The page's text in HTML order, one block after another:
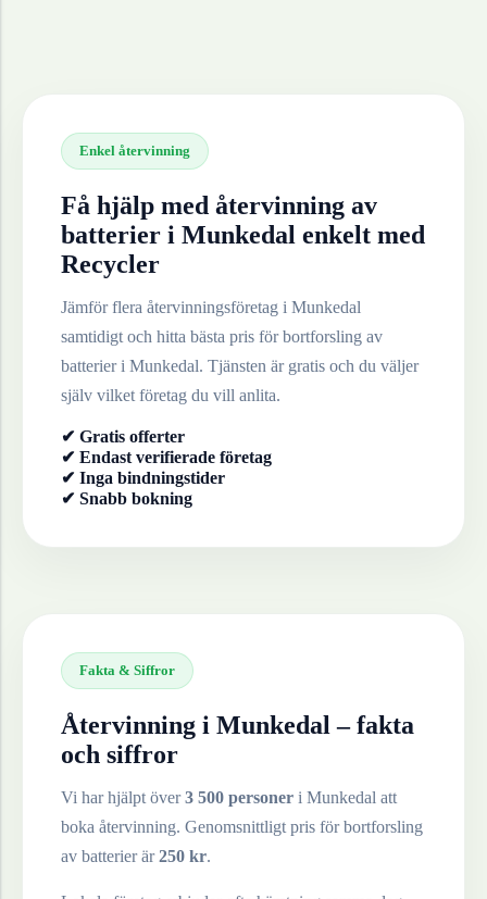
Enkel återvinning
Få hjälp med återvinning av
batterier i Munkedal enkelt med
Recycler
Jämför flera återvinningsföretag i Munkedal
samtidigt och hitta bästa pris för bortforsling av
batterieri Munkedal. Tjänsten är gratis och du väljer
själv vilket företag du vill anlita.
✔ Gratis offerter
✔ Endast verifierade företag
✔ Inga bindningstider
✔ Snabb bokning
Fakta & Siffror
Återvinning i Munkedal – fakta
och siffror
Vi har hjälpt över3 500 personer i Munkedal att
boka återvinning. Genomsnittligt pris för bortforsling
av batterierär250 kr.